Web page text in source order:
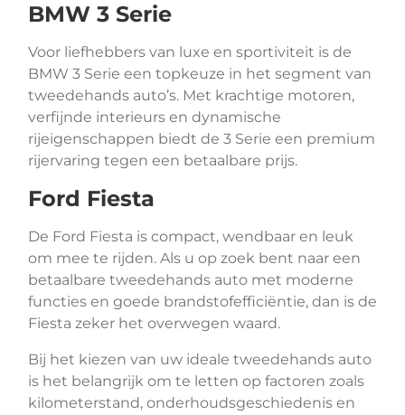
BMW 3 Serie
Voor liefhebbers van luxe en sportiviteit is de
BMW 3 Serie een topkeuze in het segment van
tweedehands auto’s. Met krachtige motoren,
verfijnde interieurs en dynamische
rijeigenschappen biedt de 3 Serie een premium
rijervaring tegen een betaalbare prijs.
Ford Fiesta
De Ford Fiesta is compact, wendbaar en leuk
om mee te rijden. Als u op zoek bent naar een
betaalbare tweedehands auto met moderne
functies en goede brandstofefficiëntie, dan is de
Fiesta zeker het overwegen waard.
Bij het kiezen van uw ideale tweedehands auto
is het belangrijk om te letten op factoren zoals
kilometerstand, onderhoudsgeschiedenis en